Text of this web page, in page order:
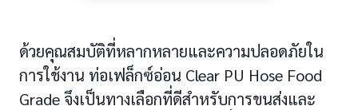
ด้วยคุณสมบัติที่หลากหลายและความปลอดภัยใน
การใช้งาน ท่อเฟล็กซ์อ่อน Clear PU Hose Food
Grade จึงเป็นทางเลือกที่ดีสำหรับการขนส่งและ